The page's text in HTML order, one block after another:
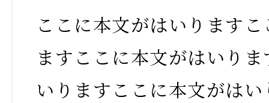
ここに本文がはいります
ますここに本文がはいり
いりますここに本文がは